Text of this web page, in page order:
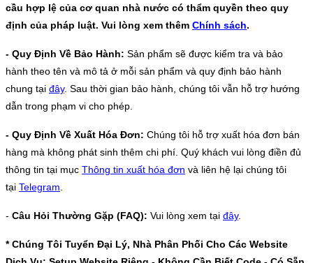
cầu hợp lệ của cơ quan nhà nước có thẩm quyền theo quy
định của pháp luật. Vui lòng xem thêm Chính sách.
- Quy Định Về Bảo Hành: Sản phẩm sẽ được kiểm tra và bảo
hành theo tên và mô tả ở mỗi sản phẩm và quy định bảo hành
chung tại đây. Sau thời gian bảo hành, chúng tôi vẫn hỗ trợ hướng
dẫn trong phạm vi cho phép.
- Quy Định Về Xuất Hóa Đơn: Chúng tôi hỗ trợ xuất hóa đơn bán
hàng mà không phát sinh thêm chi phí. Quý khách vui lòng điền đủ
thông tin tại mục Thông tin xuất hóa đơn và liên hệ lại chúng tôi
tại Telegram
- Câu Hỏi Thường Gặp (FAQ): Vui lòng xem tại đây.
* Chúng Tôi Tuyển Đại Lý, Nhà Phân Phối Cho Các Website